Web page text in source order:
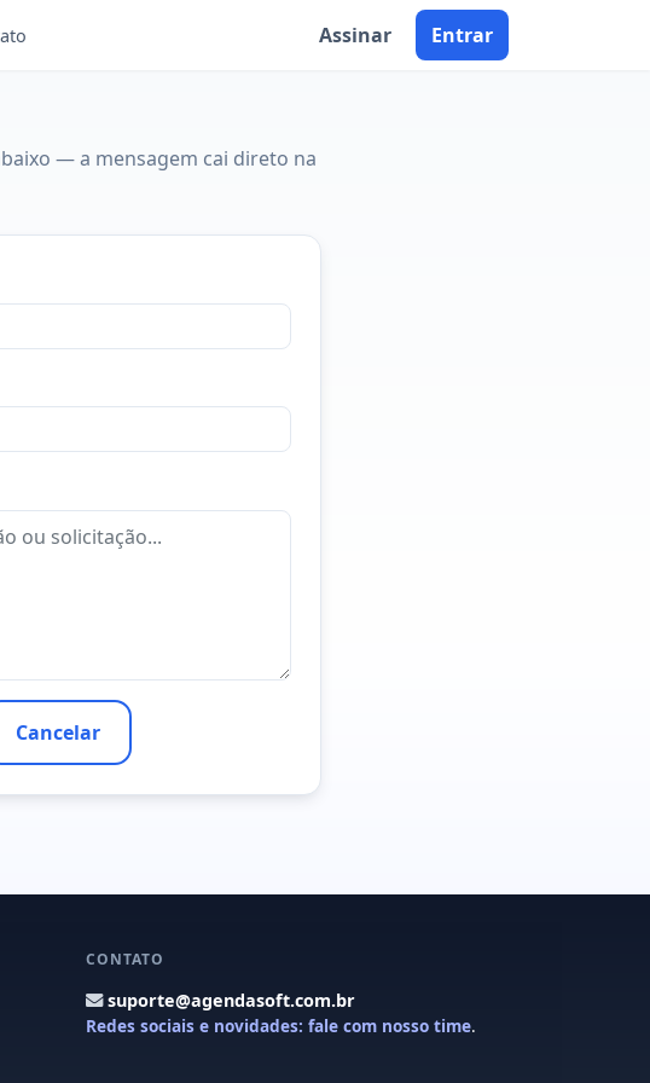
Assinar Entrar
— a mensagem cai direto na
Cancelar
CONTATO
suporte@agendasoft.com.br
Redes sociais e novidades: fale com nosso time.